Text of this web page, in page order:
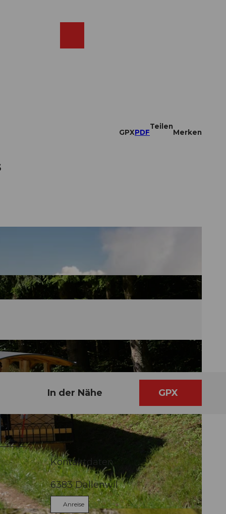
GPXPDF
Teilen
Merken
In der Nähe GPX
Kontaktdaten
6383Dallenwil
Anreise